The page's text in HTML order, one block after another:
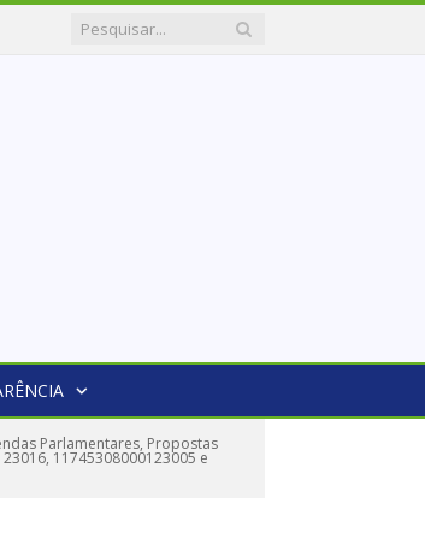
Parlamentares, Propostas
11745308000123005 e